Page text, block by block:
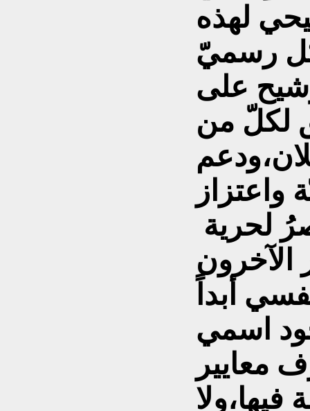
لهذه
رسميّ
على
لكلّ من
الآخرون
أبداً
اسمي
معايير
فيها،ولا